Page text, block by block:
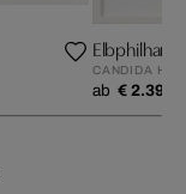
CANDIDA
ab € 2.390